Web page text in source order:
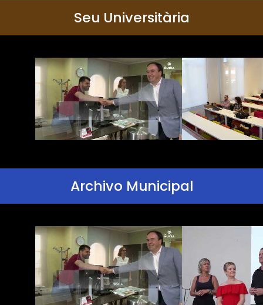
Seu Universitària
Archivo Municipal